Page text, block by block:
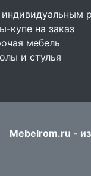
индивидуальным
купе на заказ
мебель
и стулья
Mebelrom.ru -